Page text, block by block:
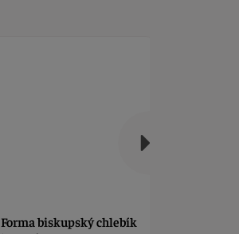
Forma biskupský chlebík